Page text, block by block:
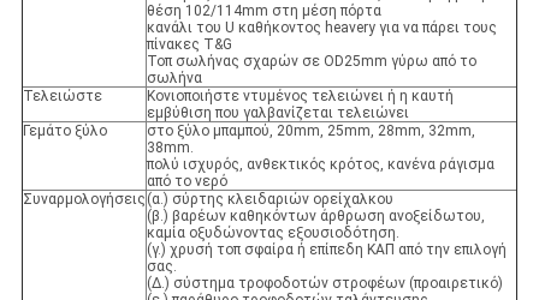
θέση 102/114mm στη μέση πόρτα
κανάλι του U καθήκοντος heavery για να πάρει τους
πίνακες T&G
Τοπ σωλήνας σχαρών σε OD25mm γύρω από το
σωλήνα
Τελειώστε
Κονιοποιήστε ντυμένος τελειώνει ή η καυτή
εμβύθιση που γαλβανίζεται τελειώνει
Γεμάτο ξύλο
στο ξύλο μπαμπού, 20mm, 25mm, 28mm, 32mm,
38mm.
πολύ ισχυρός, ανθεκτικός κρότος, κανένα ράγισμα
από το νερό
Συναρμολογήσεις (α.) σύρτης κλειδαριών ορείχαλκου
(β.) βαρέων καθηκόντων άρθρωση ανοξείδωτου,
καμία οξυδώνοντας εξουσιοδότηση.
(γ.) χρυσή τοπ σφαίρα ή επίπεδη ΚΑΠ από την επιλογή
σας.
(Δ.) σύστημα τροφοδοτών στροφέων (προαιρετικό)